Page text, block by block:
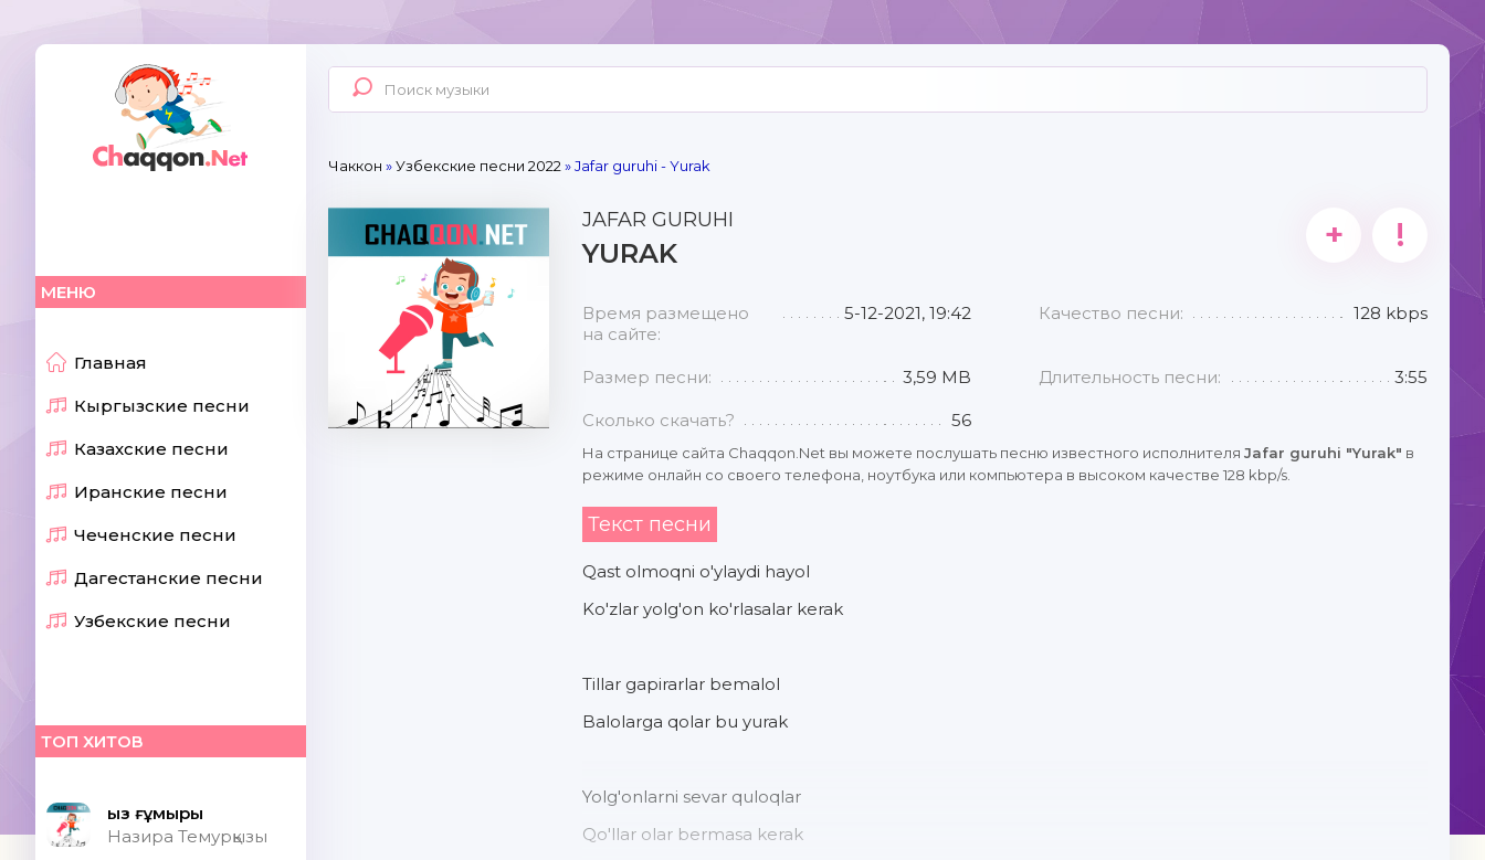
МЕНЮ
Главная
Кыргызские песни
Казахские песни
Иранские песни
Чеченские песни
Дагестанские песни
Узбекские песни
ТОП ХИТОВ
Қыз ғұмыры
Назира Темурқызы
Чаккон »Узбекские песни 2022 » Jafar guruhi - Yurak
JAFAR GURUHI
YURAK + !
Время размещено
на сайте:
5-12-2021, 19:42 Качество песни: 128 kbps
Размер песни: 3,59 MB Длительность песни: 3:55
Сколько скачать? 56
На странице сайта Chaqqon.Net вы можете послушать песню известного исполнителя Jafar guruhi "Yurak" в
режиме онлайн со своего телефона, ноутбука или компьютера в высоком качестве 128 kbp/s.
Текст песни
Qast olmoqni o'ylaydi hayol
Ko'zlar yolg'on ko'rlasalar kerak
Tillar gapirarlar bemalol
Balolarga qolar bu yurak
Yolg'onlarni sevar quloqlar
Qo'llar olar bermasa kerak